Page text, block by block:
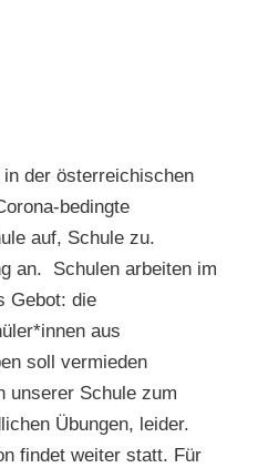
der österreichischen
bedingte
auf, Schule zu.
an. Schulen arbeiten im
Gebot: die
aus
soll vermieden
unserer Schule zum
Übungen, leider.
findet weiter statt. Für